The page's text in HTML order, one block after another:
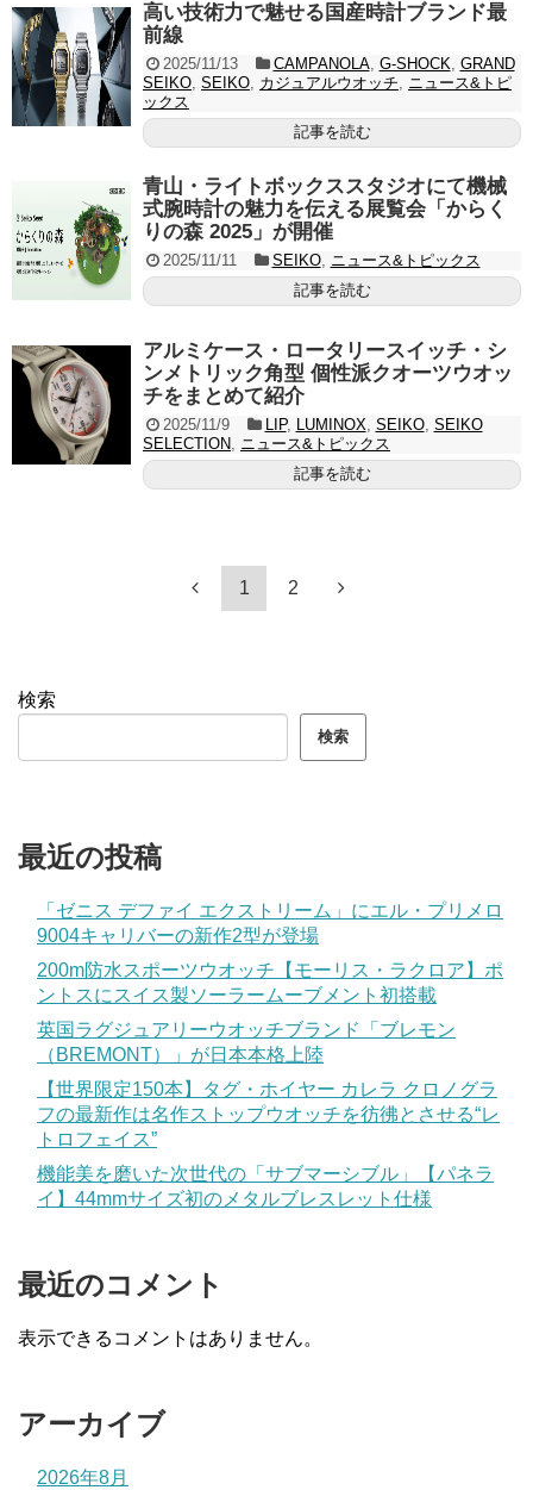
高い技術力で魅せる国産時計ブランド最
前線
2025/11/13 CAMPANOLA, G-SHOCK, GRAND
SEIKO, SEIKO, カジュアルウオッチ, ニュース&トピ
ックス
記事を読む
青山・ライトボックススタジオにて機械
式腕時計の魅力を伝える展覧会「からく
りの森 2025」が開催
2025/11/11 SEIKO, ニュース&トピックス
記事を読む
アルミケース・ロータリースイッチ・シ
ンメトリック角型 個性派クオーツウオッ
チをまとめて紹介
2025/11/9 LIP, LUMINOX, SEIKO, SEIKO
SELECTION, ニュース&トピックス
記事を読む
1 2
検索
検索
最近の投稿
「ゼニス デファイ エクストリーム」にエル・プリメロ
9004キャリバーの新作2型が登場
200m防水スポーツウオッチ【モーリス・ラクロア】ポ
ントスにスイス製ソーラームーブメント初搭載
英国ラグジュアリーウオッチブランド「ブレモン
（BREMONT）」が日本本格上陸
【世界限定150本】タグ・ホイヤー カレラ クロノグラ
フの最新作は名作ストップウオッチを彷彿とさせる“レ
トロフェイス”
機能美を磨いた次世代の「サブマーシブル」【パネラ
イ】44mmサイズ初のメタルブレスレット仕様
最近のコメント
表示できるコメントはありません。
アーカイブ
2026年8月